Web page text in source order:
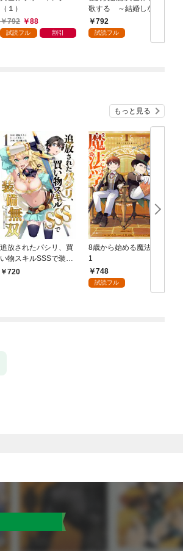
（１）
792
88
試読フル 割引
歌する ～結婚しない
男の優雅なおひとりさ
まライフ～（１）
792
試読フル
もっと見る
追放されたパシリ、買
い物スキルSSSで装備
無双 ～買ったモノを
720
8歳から始める魔法学
1
748
試読フル